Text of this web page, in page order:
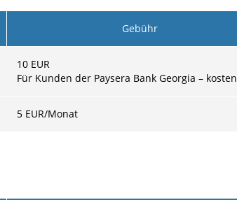
Gebühr
10 EUR
Für Kunden der Paysera Bank Georgia –
5 EUR/Monat